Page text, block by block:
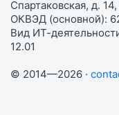
Спартаковская, д.
ОКВЭД (основной):
Вид ИТ-
12.01
© 2014—2026 ·